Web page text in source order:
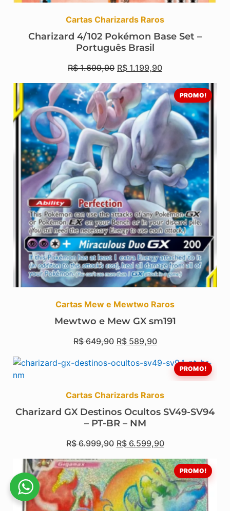
Cartas Charizards Raros
Charizard 4/102 Pokémon Base Set –
Português Brasil
R$1.699,90 R$ 1.199,90
PROMO!
Cartas Mew e Mewtwo Raros
Mewtwo e Mew GX sm191
R$649,90 R$589,90
PROMO!
Cartas Charizards Raros
Charizard GX Destinos Ocultos SV49-SV94
– PT-BR – NM
R$6.999,90 R$6.599,90
PROMO!